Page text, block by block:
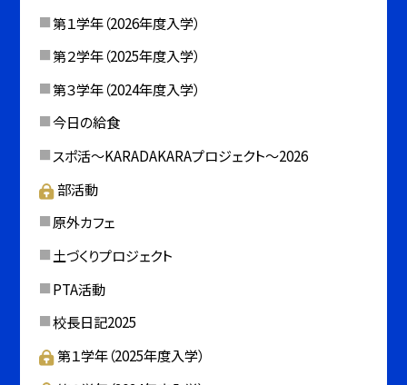
第１学年（2026年度入学）
第２学年（2025年度入学）
第３学年（2024年度入学）
今日の給食
スポ活～KARADAKARAプロジェクト～2026
部活動
原外カフェ
土づくりプロジェクト
PTA活動
校長日記2025
第１学年（2025年度入学）